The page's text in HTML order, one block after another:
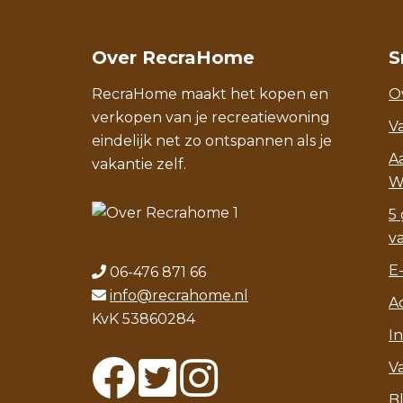
Over RecraHome
RecraHome maakt het kopen en
verkopen van je recreatiewoning
eindelijk net zo ontspannen als je
vakantie zelf.
06-476 871 66
info@recrahome.nl
KvK 53860284
5